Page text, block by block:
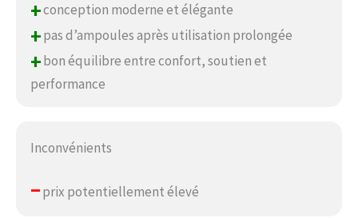
+conception moderne et élégante
+pas d’ampoules après utilisation prolongée
+bon équilibre entre confort, soutien et
performance
Inconvénients
–prix potentiellement élevé